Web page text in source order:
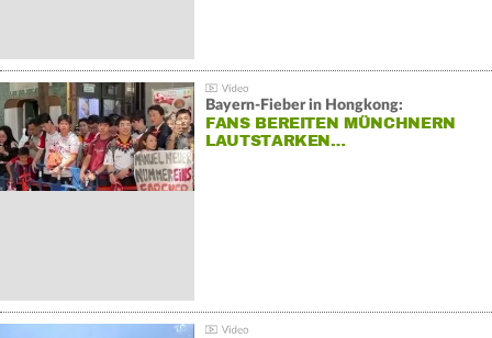
Bayern-Fieber in Hongkong:
FANS BEREITEN MÜNCHNERN
LAUTSTARKEN…